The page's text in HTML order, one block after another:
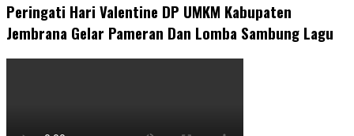
Peringati Hari Valentine DP UMKM Kabupaten
Jembrana Gelar Pameran Dan Lomba Sambung Lagu